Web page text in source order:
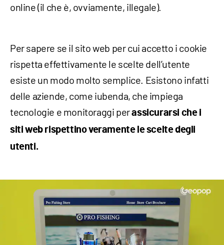
online (il che è, ovviamente, illegale).
Per sapere se il sito web per cui accetto i cookie
rispetta effettivamente le scelte dell’utente
esiste un modo molto semplice. Esistono infatti
delle aziende, come iubenda, che impiega
tecnologie e monitoraggi perassicurarsi che i
siti web rispettino veramente le scelte degli
utenti.